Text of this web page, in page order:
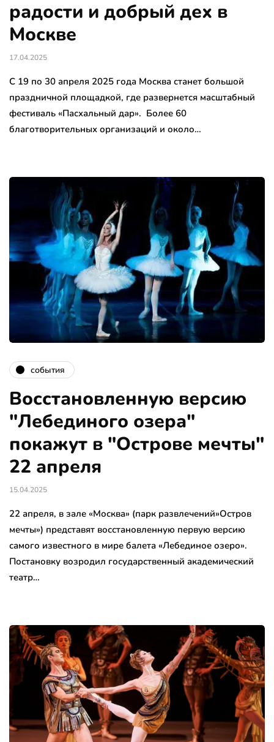
радости и добрый дех в
Москве
17.04.2025
С 19 по 30 апреля 2025 года Москва станет большой
праздничной площадкой, где развернется масштабный
фестиваль «Пасхальный дар». Более 60
благотворительных организаций и около…
события
Восстановленную версию
"Лебединого озера"
покажут в "Острове мечты"
22 апреля
15.04.2025
22 апреля, в зале «Москва» (парк развлечений»Остров
мечты») представят восстановленную первую версию
самого известного в мире балета «Лебединое озеро».
Постановку возродил государственный академический
театр…